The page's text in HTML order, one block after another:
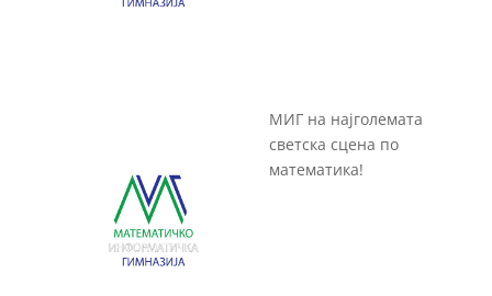
МИГ на најголемата
светска сцена по
математика!